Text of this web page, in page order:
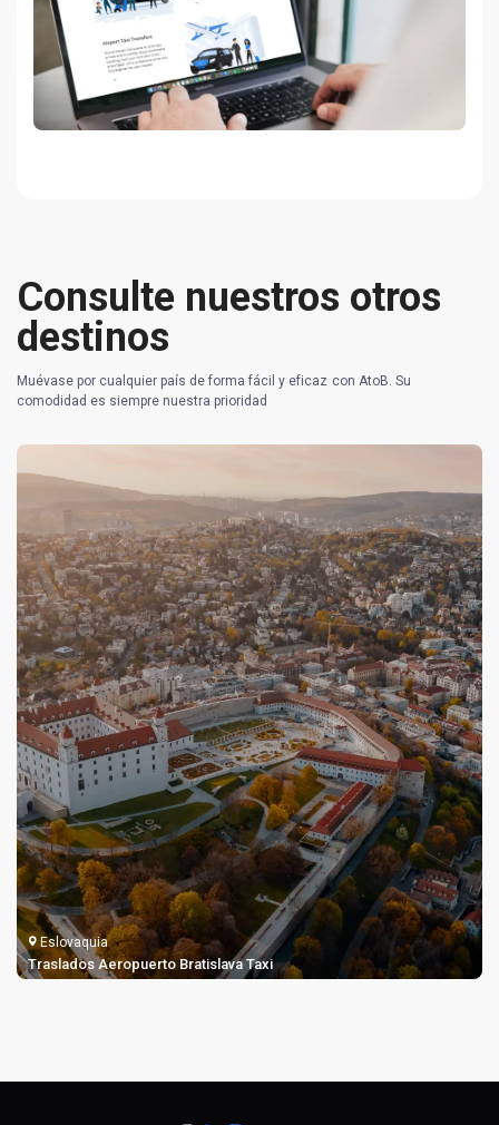
Consulte nuestros otros
destinos
Muévase por cualquier país de forma fácil y eficaz con AtoB. Su
comodidad es siempre nuestra prioridad
Eslovaquia
Traslados Aeropuerto Bratislava Taxi